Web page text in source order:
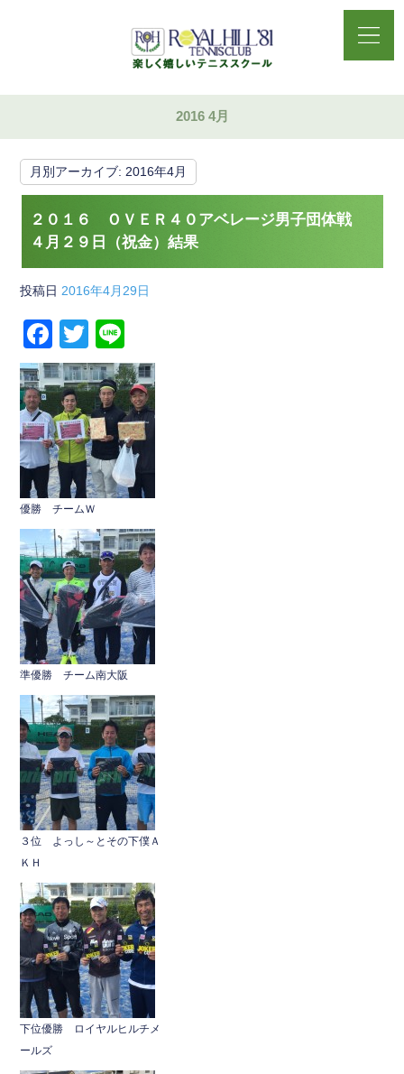
2016 4月
月別アーカイブ: 2016年4月
２０１６ ＯＶＥＲ４０アベレージ男子団体戦
４月２９日（祝金）結果
投稿日 2016年4月29日
F
a
c
e
b
o
o
k
T
wi
tt
er
n
e
優勝 チームＷ
準優勝 チーム南大阪
３位 よっし～とその下僕Ａ
ＫＨ
下位優勝 ロイヤルヒルチメ
ールズ